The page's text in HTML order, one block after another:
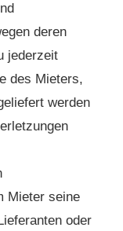
deren
jederzeit
des Mieters,
werden
Mieter seine
oder